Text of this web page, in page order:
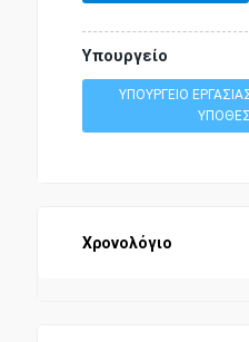
Υπουργείο
ΥΠΟΥΡΓΕΙΟ
Χρονολόγιο